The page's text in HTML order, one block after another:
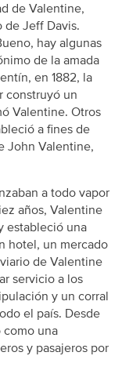
de Valentine,
de Jeff Davis.
hay algunas
de la amada
en 1882, la
construyó un
Valentine. Otros
a fines de
John Valentine,
a todo vapor
años, Valentine
estableció una
hotel, un mercado
de Valentine
servicio a los
y un corral
el país. Desde
como una
y pasajeros por